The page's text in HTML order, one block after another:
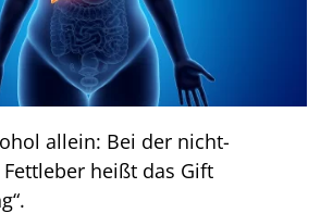
allein: Bei der nicht-
heißt das Gift